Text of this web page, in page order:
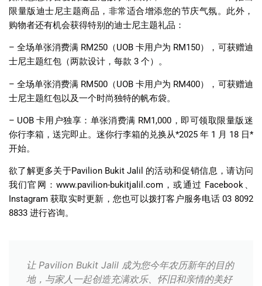
限量版迪士尼主题商品，非常适合增添您的节庆气氛。此外，
购物者还有机会获得特别的迪士尼主题礼品：
– 全场单张消费满 RM250 （UOB 卡用户为 RM150），可获赠迪
士尼主题红包（两款设计，每款 3 个）。
– 全场单张消费满 RM500 （UOB 卡用户为 RM400），可获赠迪
士尼主题红包以及一个时尚独特的帆布袋。
– UOB 卡用户独享：单张消费满 RM1,000 ，即可领取限量版迷
你行李箱，送完即止。迷你行李箱的兑换从*2025 年 1 月 18 日*
开始。
欲了解更多关于Pavilion Bukit Jalil 的活动和促销信息，请访问
我们官网： www.pavilion-bukitjalil.com ，或通过 Facebook 、
Instagram 获取实时更新，您也可以拨打客户服务电话 03 8092
8833 进行咨询。
让 Pavilion Bukit Jalil 成为您今年农历新年的目的
地，与家人一起创造充满欢乐、怀旧和亲情的美好